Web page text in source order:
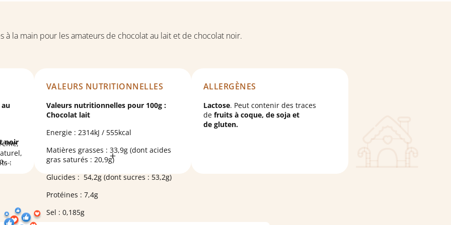
la main pour les amateurs de chocolat au lait et de chocolat noir.
:
noir
,
VALEURS NUTRITIONNELLES
Valeurs nutritionnelles pour 100g :
Chocolat lait
Energie : 2314kJ / 555kcal
Matières grasses : 33,9g (dont acides
gras saturés : 20,9g)
Glucides : 54,2g (dont sucres : 53,2g)
Protéines : 7,4g
Sel : 0,185g
ALLERGÈNES
Lactose. Peut contenir des traces
de fruits à coque, de soja et
de gluten.